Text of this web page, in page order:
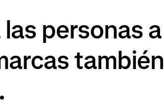
personas a
también